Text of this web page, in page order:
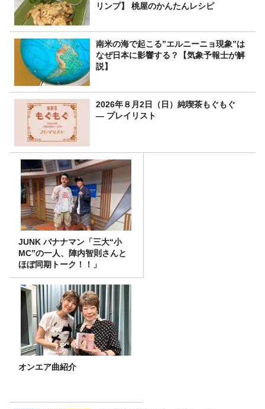
リンプ】 桃屋のかんたんレシピ
南米の海で起こる”エルニーニョ現象”は
なぜ日本に影響する？【気象予報士が解
説】
2026年８月2日（日）純喫茶もぐもぐ
― プレイリスト
JUNK バナナマン「三大“小
MC”の一人、陣内智則さんと
ほぼ同期トーク！！」
オンエア曲紹介